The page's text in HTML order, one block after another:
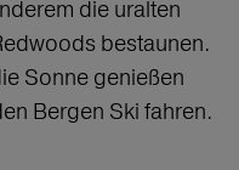
die uralten
bestaunen.
Sonne genießen
Bergen Ski fahren.